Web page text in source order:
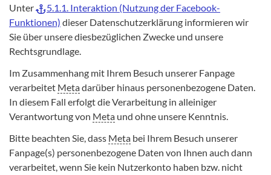
Unter
5.1.1. Interaktion (Nutzung der Facebook-
Funktionen) dieser Datenschutzerklärung informieren wir
Sie über unsere diesbezüglichen Zwecke und unsere
Rechtsgrundlage.
Im Zusammenhang mit Ihrem Besuch unserer Fanpage
verarbeitet Metadarüber hinaus personenbezogene Daten.
In diesem Fall erfolgt die Verarbeitung in alleiniger
Verantwortung von Meta und ohne unsere Kenntnis.
Bitte beachten Sie, dass Meta bei Ihrem Besuch unserer
Fanpage(s) personenbezogene Daten von Ihnen auch dann
verarbeitet, wenn Sie kein Nutzerkonto haben bzw. nicht